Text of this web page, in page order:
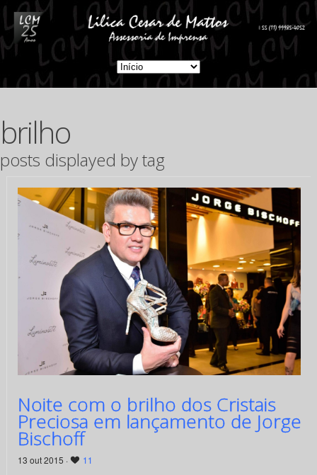
brilho
posts displayed by tag
Noite com o brilho dos Cristais
Preciosa em lançamento de Jorge
Bischoff
13 out 2015 · 11